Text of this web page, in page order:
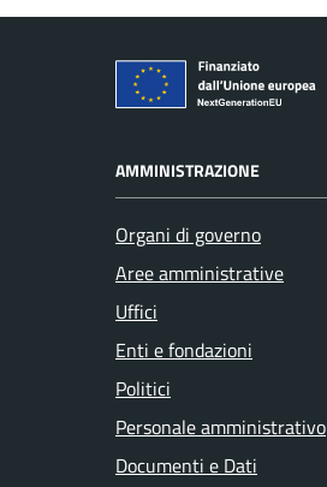
AMMINISTRAZIONE
Organi di governo
Aree amministrative
Uffici
Enti e fondazioni
Politici
Personale amministrativo
Documenti e Dati